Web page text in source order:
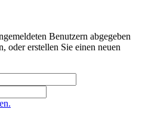
Benutzern abgegeben
oder erstellen Sie einen neuen